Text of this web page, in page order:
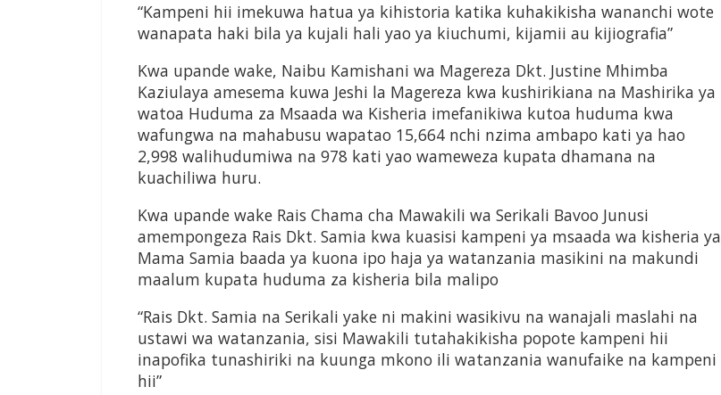
“Kampeni hii imekuwa hatua ya kihistoria katika kuhakikisha wananchi wote
wanapata haki bila ya kujali hali yao ya kiuchumi, kijamii au kijiografia”
Kwa upande wake, Naibu Kamishani wa Magereza Dkt. Justine Mhimba
Kaziulaya amesema kuwa Jeshi la Magereza kwa kushirikiana na Mashirika ya
watoa Huduma za Msaada wa Kisheria imefanikiwa kutoa huduma kwa
wafungwa na mahabusu wapatao 15,664 nchi nzima ambapo kati ya hao
2,998 walihudumiwa na 978 kati yao wameweza kupata dhamana na
kuachiliwa huru.
Kwa upande wake Rais Chama cha Mawakili wa Serikali Bavoo Junusi
amempongeza Rais Dkt. Samia kwa kuasisi kampeni ya msaada wa kisheria ya
Mama Samia baada ya kuona ipo haja ya watanzania masikini na makundi
maalum kupata huduma za kisheria bila malipo
“Rais Dkt. Samia na Serikali yake ni makini wasikivu na wanajali maslahi na
ustawi wa watanzania, sisi Mawakili tutahakikisha popote kampeni hii
inapofika tunashiriki na kuunga mkono ili watanzania wanufaike na kampeni
hii”